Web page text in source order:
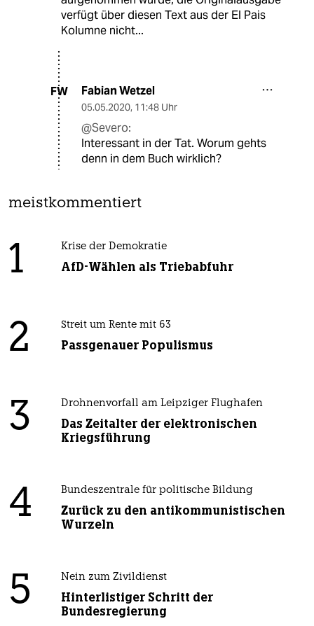
verfügt über diesen Text aus der El Pais
Kolumne nicht...
FW Fabian Wetzel
05.05.2020, 11:48 Uhr
@Severo:
Interessant in der Tat. Worum gehts
denn in dem Buch wirklich?
meistkommentiert
1 Krise der Demokratie
AfD-Wählen als Triebabfuhr
2 Streit um Rente mit 63
Passgenauer Populismus
3 Drohnenvorfall am Leipziger Flughafen
Das Zeitalter der elektronischen
Kriegsführung
4 Bundeszentrale für politische Bildung
Zurück zu den antikommunistischen
Wurzeln
5 Nein zum Zivildienst
Hinterlistiger Schritt der
Bundesregierung